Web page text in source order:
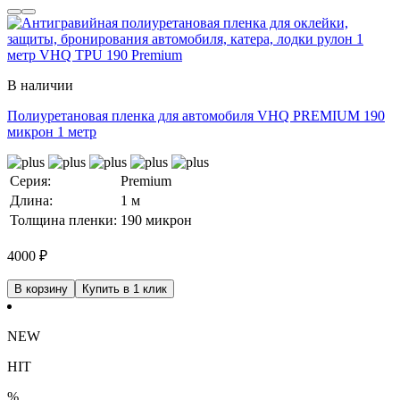
В наличии
Полиуретановая пленка для автомобиля VHQ PREMIUM 190
микрон 1 метр
Серия:
Premium
Длина:
1 м
Толщина пленки: 190 микрон
4000 ₽
В корзину Купить в 1 клик
NEW
HIT
%